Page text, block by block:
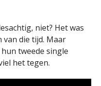
niet? Het was
van die tijd. Maar
tweede single
het tegen.